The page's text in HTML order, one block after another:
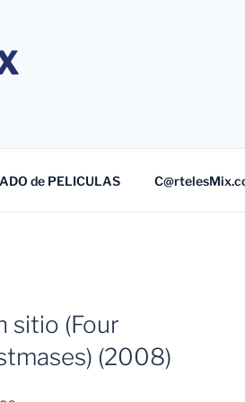
de PELICULAS
sitio (Four
(2008)